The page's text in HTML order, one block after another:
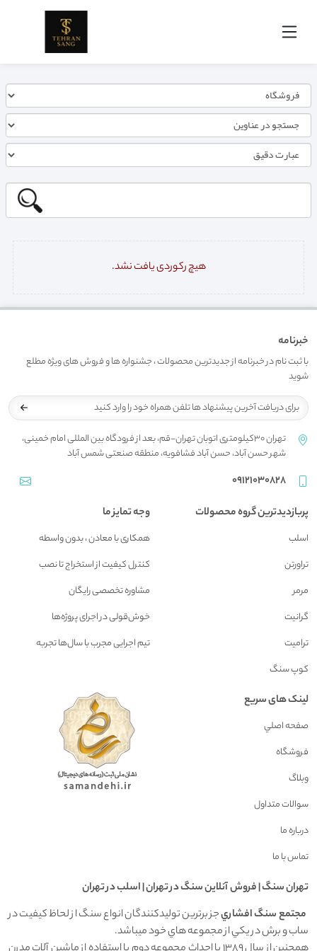
هیچ رکوردی یافت نشد.
خبرنامه
با ثبت نام در خبرنامه از جدیدترین محصولات ، جشنواره ها و فروش های ویژه مطلع
شوید
تهران 30کیلومتری اتوبان تهران-قم، بعد از فرودگاه بین المللی امام خمینی،
شهر حسن آباد، حسن آباد فشافویه، منطقه صنعتی شمس آباد
09121030828
پربازدیدترین گروه محصولات
اسلب
تراورتن
مرمر
گرانیت
ترامیت
کوپ سنگ
وجه تمایز ما
همکاری با معادن ، بدون واسطه
کنترل کیفیت از استخراج تا نصب
مشاوره تخصصی رایگان
خوش‌قولی در اجرای پروژه‌ها
تیم اجرایی مجرب با سال‌ها تجربه
لینک های سریع
صفحه اصلي
فروشگاه
وبلاگ
سوالات متداول
درباره ما
تماس با ما
تهران سنگ | فروش آنلاين سنگ در تهران | اسلب در تهران
مجتمع سنگ افشاريجز برترين توليدکنندگان انواع سنگ از لحاظ کيفيت در
ساب و برش در يکي از مجموعه هاي خود ميباشد.